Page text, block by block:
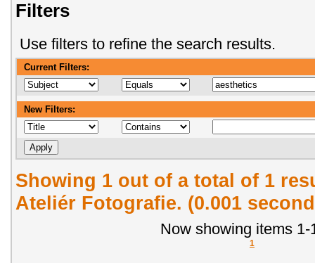
Filters
Use filters to refine the search results.
Current Filters:
New Filters:
Showing 1 out of a total of 1
Ateliér Fotografie. (0.001
Now showing items 1-
1